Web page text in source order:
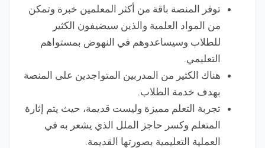
توفر المنصة باقة من أكثر المعلمين خبرة وتمكن
من المواد العلمية والذين سيضيفون الكثير
للطلاب وسيساعدوهم في النهوض بمستواهم
التعليمي.
هناك الكثير من المدربين المتواجدين على المنصة
بهدف خدمة الطلاب.
تجربة التعلم مميزة وليست قديمة، حيث يتم إثارة
المتعلم وكسر حاجز الملل الذي يشعر به في
العملية التعليمية بصورتها القديمة.